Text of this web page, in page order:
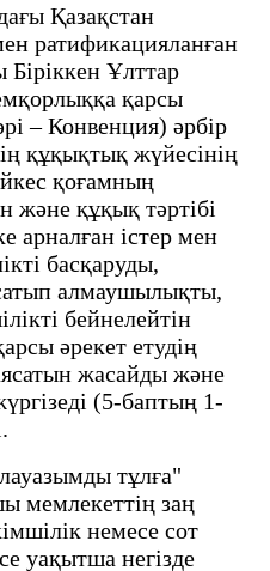
Қазақстан
ратификацияланған
Ұлттар
қарсы
– Конвенция) әрбір
құқықтық жүйесінің
қоғамның
және құқық тәртібі
арналған істер мен
басқаруды,
алмаушылықты,
бейнелейтін
әрекет етудің
жасайды және
(5-баптың 1-
тұлға"
мемлекеттің заң
немесе сот
уақытша негізде